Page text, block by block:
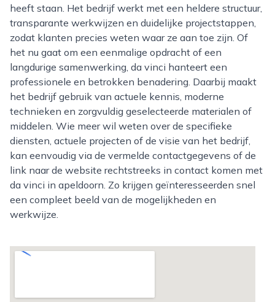
heeft staan. Het bedrijf werkt met een heldere structuur,
transparante werkwijzen en duidelijke projectstappen,
zodat klanten precies weten waar ze aan toe zijn. Of
het nu gaat om een eenmalige opdracht of een
langdurige samenwerking, da vinci hanteert een
professionele en betrokken benadering. Daarbij maakt
het bedrijf gebruik van actuele kennis, moderne
technieken en zorgvuldig geselecteerde materialen of
middelen. Wie meer wil weten over de specifieke
diensten, actuele projecten of de visie van het bedrijf,
kan eenvoudig via de vermelde contactgegevens of de
link naar de website rechtstreeks in contact komen met
da vinci in apeldoorn. Zo krijgen geïnteresseerden snel
een compleet beeld van de mogelijkheden en
werkwijze.